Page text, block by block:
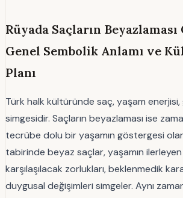
Rüyada Saçların
Genel Sembolik Anlamı ve
Planı
Türk halk kültüründe saç, yaşam
simgesidir. Saçların beyazlaması ise
tecrübe dolu bir yaşamın göstergesi
tabirinde beyaz saçlar, yaşamın
karşılaşılacak zorlukları, beklenmedik
duygusal değişimleri simgeler. Aynı